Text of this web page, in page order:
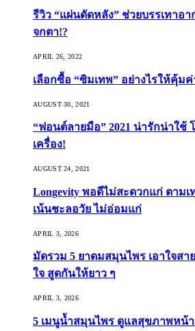
รีวิว “แผ่นดัดหลัง” ช่วยบรรเทาอ
จกตา!?
APRIL 26, 2022
เลือกซื้อ “ซิมเทพ” อย่างไรให้คุ้มค่
AUGUST 30, 2021
“ฟอนต์ลายมือ” 2021 น่ารักน่าใช้
เครื่อง!
AUGUST 24, 2021
Longevity พอดีไม่สะดวกแก่ ตาม
เน้นชะลอวัย ไม่อ่อมแก่
APRIL 3, 2026
มัดรวม 5 ยาดมสมุนไพร เอาใจส
ใจ สูดกันให้ยาว ๆ
APRIL 3, 2026
5 เมนูน้ำสมุนไพร ดูแลสุขภาพหน้